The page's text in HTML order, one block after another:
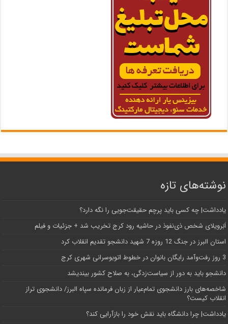
نوشته‌های تازه
یادداشت| ‌چه کسی باید پرچم حقیقت‌جویی را نگه دارد؟
اَبَر‌ویلای شخص ذی‌نفوذ در حاشیه‌ رود کرج تخریب شد + جزئیات و فیلم
استان البرز در جنگ 12 روزه 7 شهید دانشجو تقدیم انقلاب کرد
3 روز رفت‌وآمد رایگان بانوان در خطوط اتوبوسرانی شهری کرج
دانشجو باید به دور از سیاست‌زدگی، به صلاح کشور بیندیشد
شاخصه‌های بارز دانشجوی تمام‌عیار از زبان فرمانده سپاه البرز/ دانشجوی تراز
انقلاب کیست؟
یادداشت| چرا دانشگاه باید نقش خود را بازآرایی کند؟